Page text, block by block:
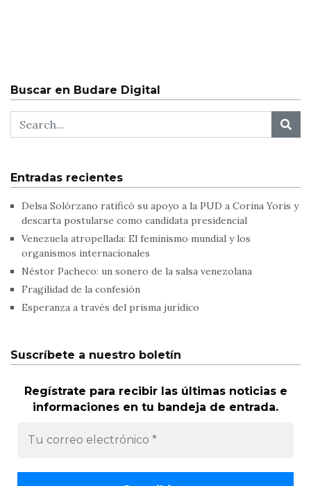
Buscar en Budare Digital
Entradas recientes
Delsa Solórzano ratificó su apoyo a la PUD a Corina Yoris y
descarta postularse como candidata presidencial
Venezuela atropellada: El feminismo mundial y los
organismos internacionales
Néstor Pacheco: un sonero de la salsa venezolana
Fragilidad de la confesión
Esperanza a través del prisma jurídico
Suscríbete a nuestro boletín
Regístrate para recibir las últimas noticias e
informaciones en tu bandeja de entrada.